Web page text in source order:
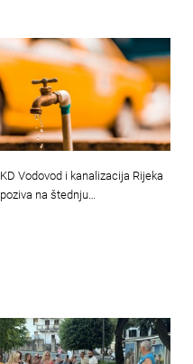
KD Vodovod i kanalizacija Rijeka
poziva na štednju…